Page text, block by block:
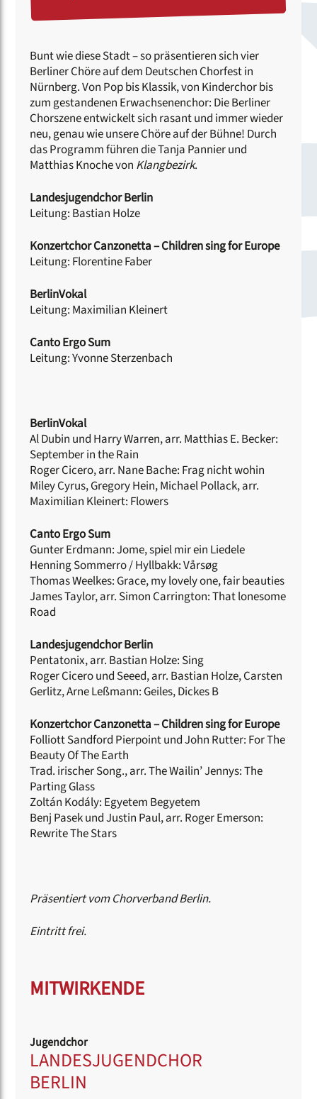
Bunt wie diese Stadt – so präsentieren sich vier
Berliner Chöre auf dem Deutschen Chorfest in
Nürnberg. Von Pop bis Klassik, von Kinderchor bis
zum gestandenen Erwachsenenchor: Die Berliner
Chorszene entwickelt sich rasant und immer wieder
neu, genau wie unsere Chöre auf der Bühne! Durch
das Programm führen die Tanja Pannier und
Matthias Knoche von Klangbezirk.
Landesjugendchor Berlin
Leitung: Bastian Holze
Konzertchor Canzonetta – Children sing for Europe
Leitung: Florentine Faber
BerlinVokal
Leitung: Maximilian Kleinert
Canto Ergo Sum
Leitung: Yvonne Sterzenbach
BerlinVokal
Al Dubin und Harry Warren, arr. Matthias E. Becker:
September in the Rain
Roger Cicero, arr. Nane Bache: Frag nicht wohin
Miley Cyrus, Gregory Hein, Michael Pollack, arr.
Maximilian Kleinert: Flowers
Canto Ergo Sum
Gunter Erdmann: Jome, spiel mir ein Liedele
Henning Sommerro / Hyllbakk: Vårsøg
Thomas Weelkes: Grace, my lovely one, fair beauties
James Taylor, arr. Simon Carrington: That lonesome
Road
Landesjugendchor Berlin
Pentatonix, arr. Bastian Holze: Sing
Roger Cicero und Seeed, arr. Bastian Holze, Carsten
Gerlitz, Arne Leßmann: Geiles, Dickes B
Konzertchor Canzonetta – Children sing for Europe
Folliott Sandford Pierpoint und John Rutter: For The
Beauty Of The Earth
Trad. irischer Song., arr. The Wailin’ Jennys: The
Parting Glass
Zoltán Kodály: Egyetem Begyetem
Benj Pasek und Justin Paul, arr. Roger Emerson:
Rewrite The Stars
Präsentiert vom Chorverband Berlin.
Eintritt frei.
MITWIRKENDE
Jugendchor
LANDESJUGENDCHOR
BERLIN